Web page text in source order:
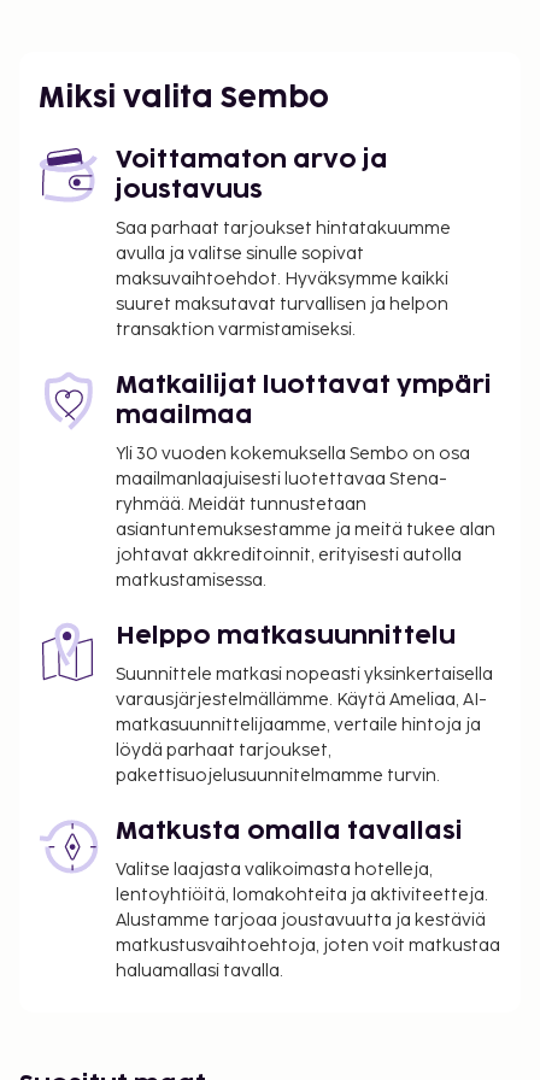
Majoituspaikan ensisijainen lentokenttä on Iraklion
Käytössäsi on business center, express-
uloskirjautuminen ja kuivapesula-/pesulapalvelut.
Hotellin tarjoamiin harrastuksiin/mukavuuksiin
kuuluu ulkouima-allas ja kuntokeskus. Tämän
hotellin palveluihin kuuluu ilmainen langaton
internetyhteys ja concierge-palvelut. Main Theme
voit hyödyntää majoituspaikan välipalabaarin/delin.
Rentoudu nauttimalla pari drinkkiä baarissa or
päivittäin klo 7.30–10.00.
Majoituspaikka veloittaa seuraavat paikan päällä
suoritettavat maksut. Maksuihin saattaa sisältyä
sovellettavat verot:
majoituspaikassa. Veron määrä riippuu
kaudesta, eikä sitä välttämättä peritä ympäri
vuoden. Muita poikkeuksia tai alennuksia
saatetaan soveltaa. Lisätietoja saat ottamalla
yhteyttä majoituspaikkaan
varausvahvistuksessa olevia tietoja käyttäen.
aikana 3.00 EUR per majoitustila per yö
Kaupungin perimä vero: 1.3.–31.10. välisenä
aikana 7.00 EUR per majoitustila per yö
Tässä on mainittu kaikki majoituspaikan meille
ilmoittamat maksut.
Miksi valita Sembo
Voittamaton arvo ja
joustavuus
Saa parhaat tarjoukset hintatakuumme
avulla ja valitse sinulle sopivat
maksuvaihtoehdot. Hyväksymme kaikki
suuret maksutavat turvallisen ja helpon
transaktion varmistamiseksi.
Matkailijat luottavat ympäri
maailmaa
Yli 30 vuoden kokemuksella Sembo on osa
maailmanlaajuisesti luotettavaa Stena-
ryhmää. Meidät tunnustetaan
asiantuntemuksestamme ja meitä tukee alan
johtavat akkreditoinnit, erityisesti autolla
matkustamisessa.
Helppo matkasuunnittelu
Suunnittele matkasi nopeasti yksinkertaisella
varausjärjestelmällämme. Käytä Ameliaa, AI-
matkasuunnittelijaamme, vertaile hintoja ja
löydä parhaat tarjoukset,
pakettisuojelusuunnitelmamme turvin.
Matkusta omalla tavallasi
Valitse laajasta valikoimasta hotelleja,
lentoyhtiöitä, lomakohteita ja aktiviteetteja.
Alustamme tarjoaa joustavuutta ja kestäviä
matkustusvaihtoehtoja, joten voit matkustaa
haluamallasi tavalla.